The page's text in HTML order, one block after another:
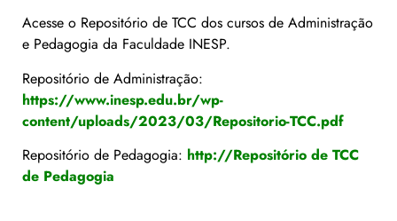
Acesse o Repositório de TCC dos cursos de Administração
e Pedagogia da Faculdade INESP.
Repositório de Administração:
https://www.inesp.edu.br/wp-
content/uploads/2023/03/Repositorio-TCC.pdf
Repositório de Pedagogia: http://Repositório de TCC
de Pedagogia